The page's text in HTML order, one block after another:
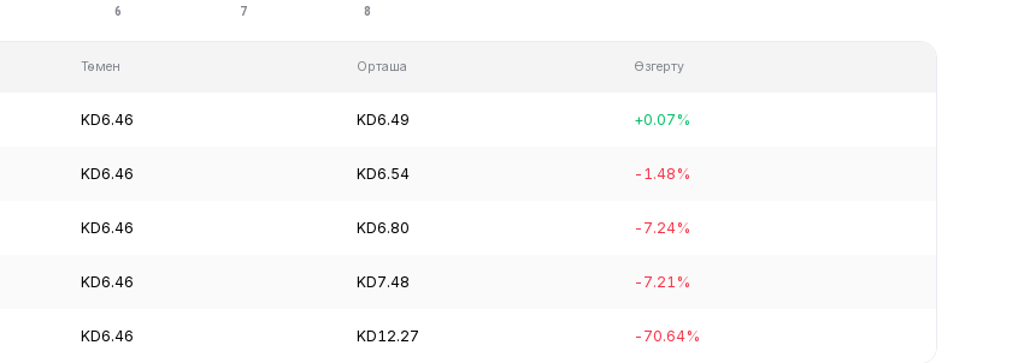
Төмен Орташа Өзгерту
KD6.46 KD6.49 +0.07%
KD6.46 KD6.54 -1.48%
KD6.46 KD6.80 -7.24%
KD6.46 KD7.48 -7.21%
KD6.46 KD12.27 -70.64%